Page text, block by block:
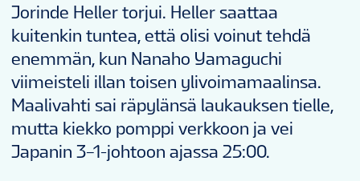
Jorinde Heller torjui. Heller saattaa
kuitenkin tuntea, että olisi voinut tehdä
enemmän, kun Nanaho Yamaguchi
viimeisteli illan toisen ylivoimamaalinsa.
Maalivahti sai räpylänsä laukauksen tielle,
mutta kiekko pomppi verkkoon ja vei
Japanin 3–1-johtoon ajassa 25:00.